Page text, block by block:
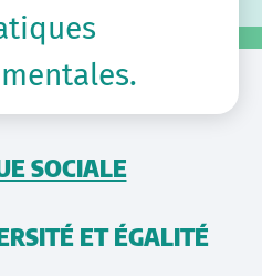
SOCIALE
ET ÉGALITÉ